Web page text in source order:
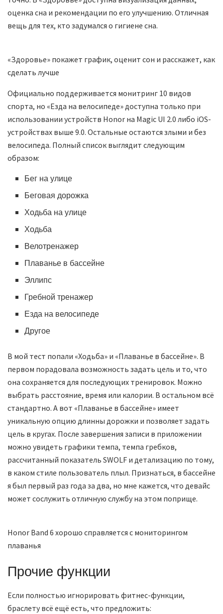
оценка сна и рекомендации по его улучшению. Отличная
вещь для тех, кто задумался о гигиене сна.
«Здоровье» покажет график, оценит сон и расскажет, как
сделать лучше
Официально поддерживается монитринг 10 видов
спорта, но «Езда на велосипеде» доступна только при
использовании устройств Honor на Magic UI 2.0 либо iOS-
устройствах выше 9.0. Остальные остаются злыми и без
велосипеда. Полный список выглядит следующим
образом:
Бег на улице
Беговая дорожка
Ходьба на улице
Ходьба
Велотренажер
Плаванье в бассейне
Эллипс
Гребной тренажер
Езда на велосипеде
Другое
В мой тест попали «Ходьба» и «Плаванье в бассейне». В
первом порадовала возможность задать цель и то, что
она сохраняется для последующих тренировок. Можно
выбрать расстояние, время или калории. В остальном всё
стандартно. А вот «Плаванье в бассейне» имеет
уникальную опцию длинны дорожки и позволяет задать
цель в кругах. После завершения записи в приложении
можно увидеть графики темпа, темпа гребков,
рассчитанный показатель SWOLF и детализацию по тому,
в каком стиле пользователь плыл. Признаться, в бассейне
я был первый раз года за два, но мне кажется, что девайс
может сослужить отличную службу на этом поприще.
Honor Band 6 хорошо справляется с мониторингом
плаванья
Прочие функции
Если полностью игнорировать фитнес-функции,
браслету всё ещё есть, что предложить: